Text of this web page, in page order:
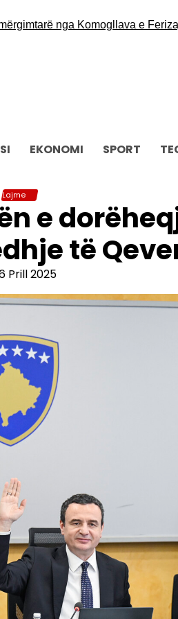
nga Komogllava e FerizajtTre
EKONOMI SPORT
Lajme
e
të
Prill 2025